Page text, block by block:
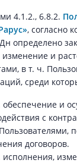
4.1.2., 6.8.2.
, согласно
определено
и
в т. ч.
среди
обеспечение и
с
договоров.
исполнения,